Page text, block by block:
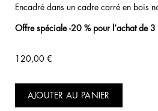
Encadré dans un cadre carré en bois
Offre spéciale -20 % pour l’achat de
120,00 €
AJOUTER AU PANIER